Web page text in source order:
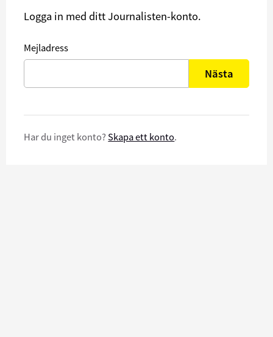
Logga in med ditt Journalisten-konto.
Mejladress
Nästa
Har du inget konto? Skapa ett konto.